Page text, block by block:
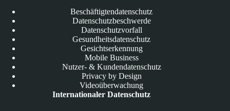
Beschäftigtendatenschutz
Datenschutzbeschwerde
Datenschutzvorfall
Gesundheitsdatenschutz
Gesichtserkennung
Mobile Business
Nutzer- & Kundendatenschutz
Privacy by Design
Videoüberwachung
Internationaler Datenschutz